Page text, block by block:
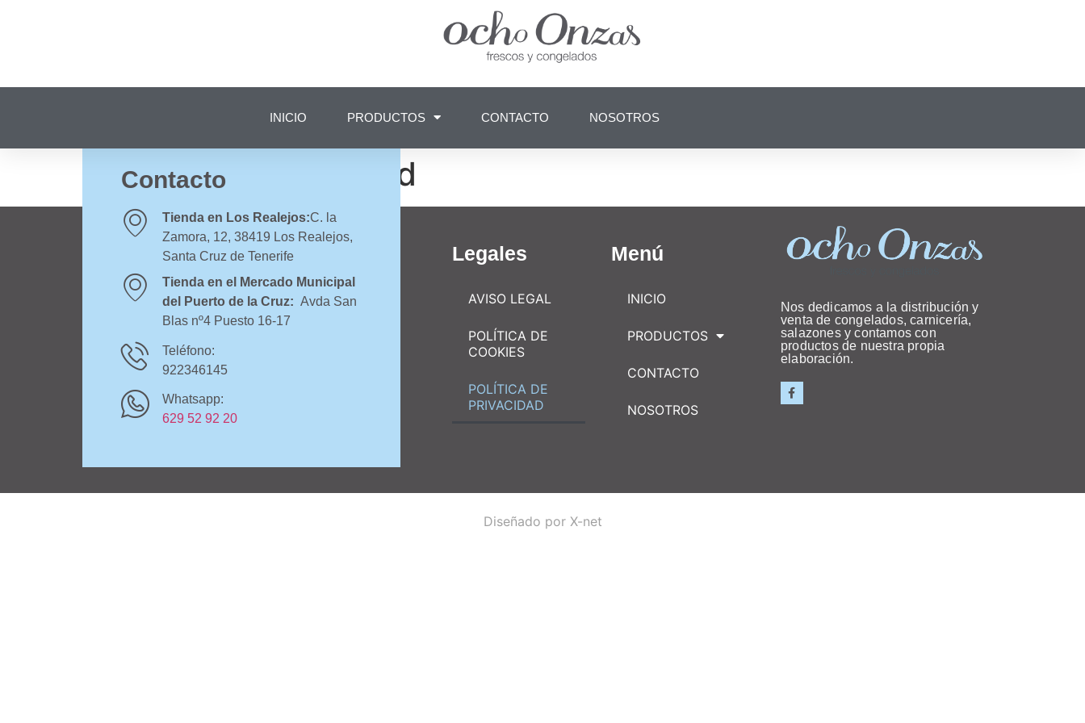
INICIO PRODUCTOS CONTACTO NOSOTROS
Política de Privacidad
Contacto
Tienda en Los Realejos:C. la
Zamora, 12, 38419 Los Realejos,
Santa Cruz de Tenerife
Tienda en el Mercado Municipal
del Puerto de la Cruz: Avda San
Blas nº4 Puesto 16-17
Teléfono:
922346145
Whatsapp:
629 52 92 20
Legales
AVISO LEGAL
POLÍTICA DE
COOKIES
POLÍTICA DE
PRIVACIDAD
Menú
INICIO
PRODUCTOS
CONTACTO
NOSOTROS
Nos dedicamos a la distribución y
venta de congelados, carnicería,
salazones y contamos con
productos de nuestra propia
elaboración.
Diseñado por X-net